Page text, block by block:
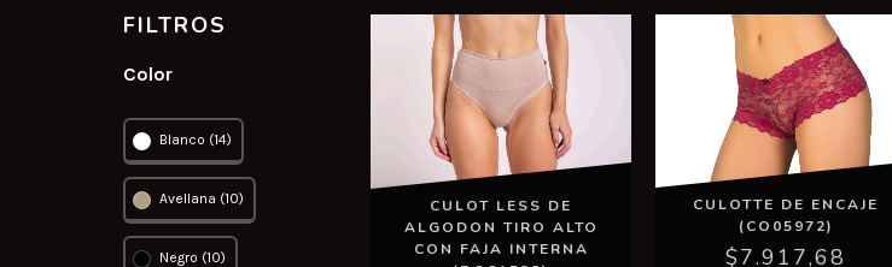
FILTROS
Color
Blanco (14)
Avellana (10)
Negro (10)
CULOT LESS DE
ALGODON TIRO ALTO
CON FAJA INTERNA
CULOTTE DE ENCAJE
(CO05972)
$7.917,68